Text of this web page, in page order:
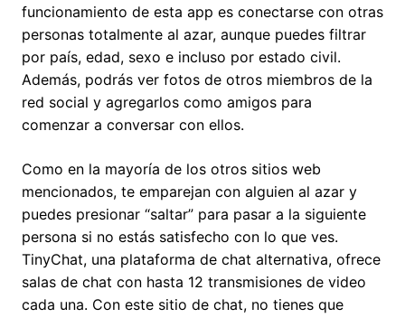
funcionamiento de esta app es conectarse con otras
personas totalmente al azar, aunque puedes filtrar
por país, edad, sexo e incluso por estado civil.
Además, podrás ver fotos de otros miembros de la
red social y agregarlos como amigos para
comenzar a conversar con ellos.
Como en la mayoría de los otros sitios web
mencionados, te emparejan con alguien al azar y
puedes presionar “saltar” para pasar a la siguiente
persona si no estás satisfecho con lo que ves.
TinyChat, una plataforma de chat alternativa, ofrece
salas de chat con hasta 12 transmisiones de video
cada una. Con este sitio de chat, no tienes que